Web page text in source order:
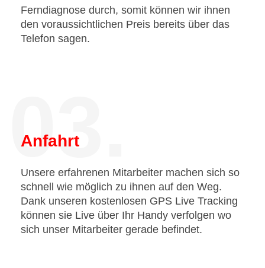
Ferndiagnose durch, somit können wir ihnen
den voraussichtlichen Preis bereits über das
Telefon sagen.
03.
Anfahrt
Unsere erfahrenen Mitarbeiter machen sich so
schnell wie möglich zu ihnen auf den Weg.
Dank unseren kostenlosen GPS Live Tracking
können sie Live über Ihr Handy verfolgen wo
sich unser Mitarbeiter gerade befindet.